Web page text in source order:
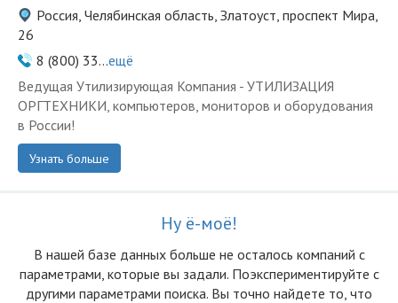
Россия, Челябинская область, Златоуст, проспект Мира,
26
8 (800) 33...ещё
Ведущая Утилизирующая Компания - УТИЛИЗАЦИЯ
ОРГТЕХНИКИ, компьютеров, мониторов и оборудования
в России!
Узнать больше
Ну ё-моё!
В нашей базе данных больше не осталоcь компаний с
параметрами, которые вы задали. Поэкспериментируйте с
другими параметрами поиска. Вы точно найдете то, что